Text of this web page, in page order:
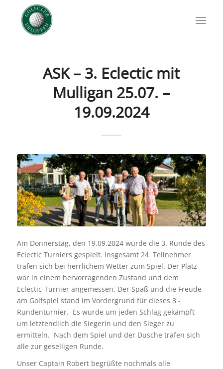
ASK – 3. Eclectic mit
Mulligan 25.07. –
19.09.2024
Am Donnerstag, den 19.09.2024 wurde die 3. Runde des
Eclectic Turniers gespielt. Insgesamt 24 Teilnehmer
trafen sich bei herrlichem Wetter zum Spiel. Der Platz
war in einem hervorragenden Zustand und dem
Eclectic-Turnier angemessen. Der Spaß und die Freude
am Golfspiel stand im Vordergrund für dieses 3 -
Rundenturnier. Es wurde um jeden Schlag gekämpft
um letztendlich die Siegerin und den Sieger zu
ermitteln. Nach dem Spiel und der Dusche trafen sich
alle zur geselligen Runde.
Unser Captain Robert begrüßte nochmals alle